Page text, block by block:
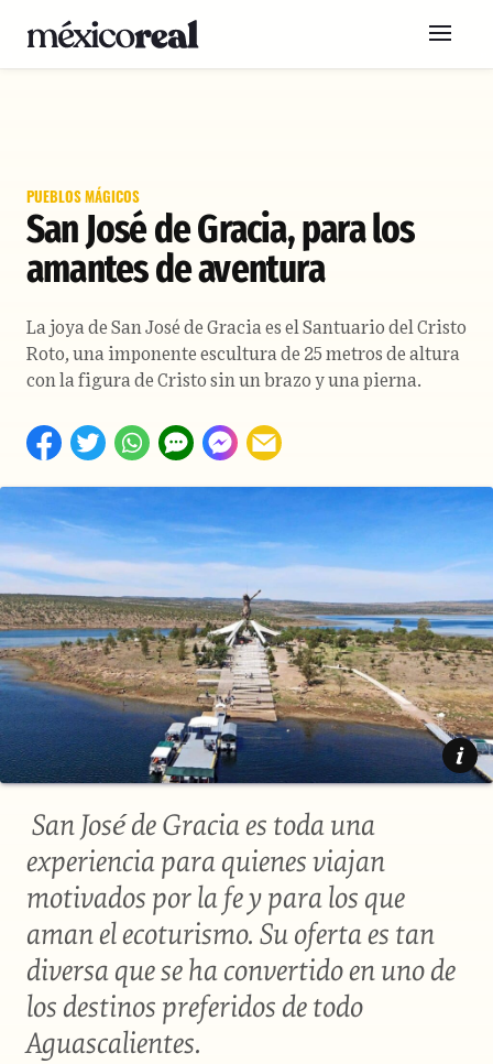
PUEBLOS MÁGICOS
San José de Gracia, para los
amantes de aventura
La joya de San José de Gracia es el Santuario del Cristo
Roto, una imponente escultura de 25 metros de altura
con la figura de Cristo sin un brazo y una pierna.
San José de Gracia es toda una
experiencia para quienes viajan
motivados por la fe y para los que
aman el ecoturismo. Su oferta es tan
diversa que se ha convertido en uno de
los destinos preferidos de todo
Aguascalientes.